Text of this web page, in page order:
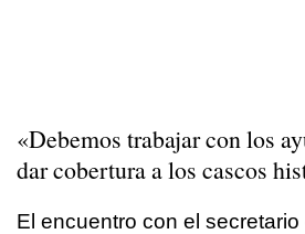
«Debemos trabajar con los
dar cobertura a los cascos
El encuentro con el